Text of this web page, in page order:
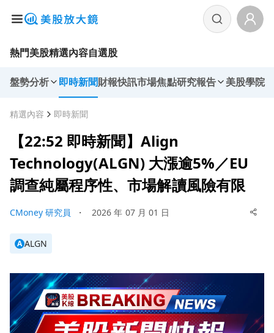
熱門美股精選內容自選股
盤勢分析 即時新聞財報快訊市場焦點研究報告 美股學院
精選內容 即時新聞
【22:52 即時新聞】Align
Technology(ALGN) 大漲逾5%／EU
調查純屬程序性、市場解讀風險有限
CMoney 研究員 ・ 2026 年 07 月 01 日
A ALGN